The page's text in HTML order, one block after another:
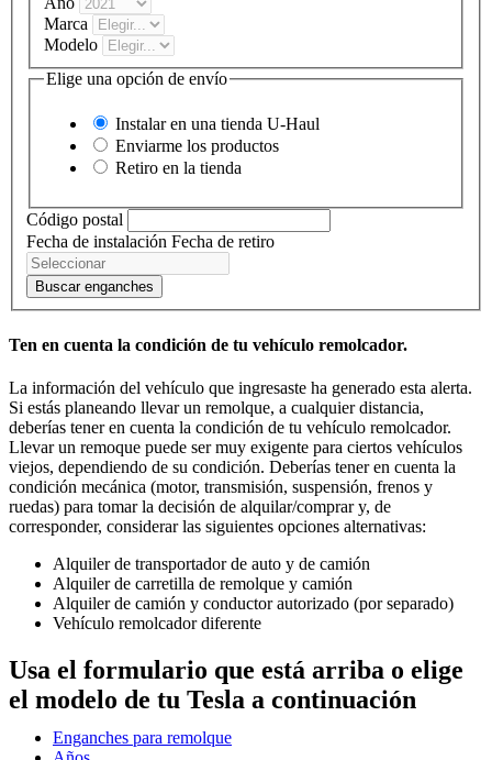
Marca
Modelo
Elige una opción de envío
Instalar en una tienda U-Haul
Enviarme los productos
Retiro en la tienda
Código postal
Fecha de instalación Fecha de retiro
Buscar enganches
Ten en cuenta la condición de tu vehículo remolcador.
La información del vehículo que ingresaste ha generado esta alerta.
Si estás planeando llevar un remolque, a cualquier distancia,
deberías tener en cuenta la condición de tu vehículo remolcador.
Llevar un remoque puede ser muy exigente para ciertos vehículos
viejos, dependiendo de su condición. Deberías tener en cuenta la
condición mecánica (motor, transmisión, suspensión, frenos y
ruedas) para tomar la decisión de alquilar/comprar y, de
corresponder, considerar las siguientes opciones alternativas:
Alquiler de transportador de auto y de camión
Alquiler de carretilla de remolque y camión
Alquiler de camión y conductor autorizado (por separado)
Vehículo remolcador diferente
Usa el formulario que está arriba o elige
el modelo de tu Tesla a continuación
Enganches para remolque